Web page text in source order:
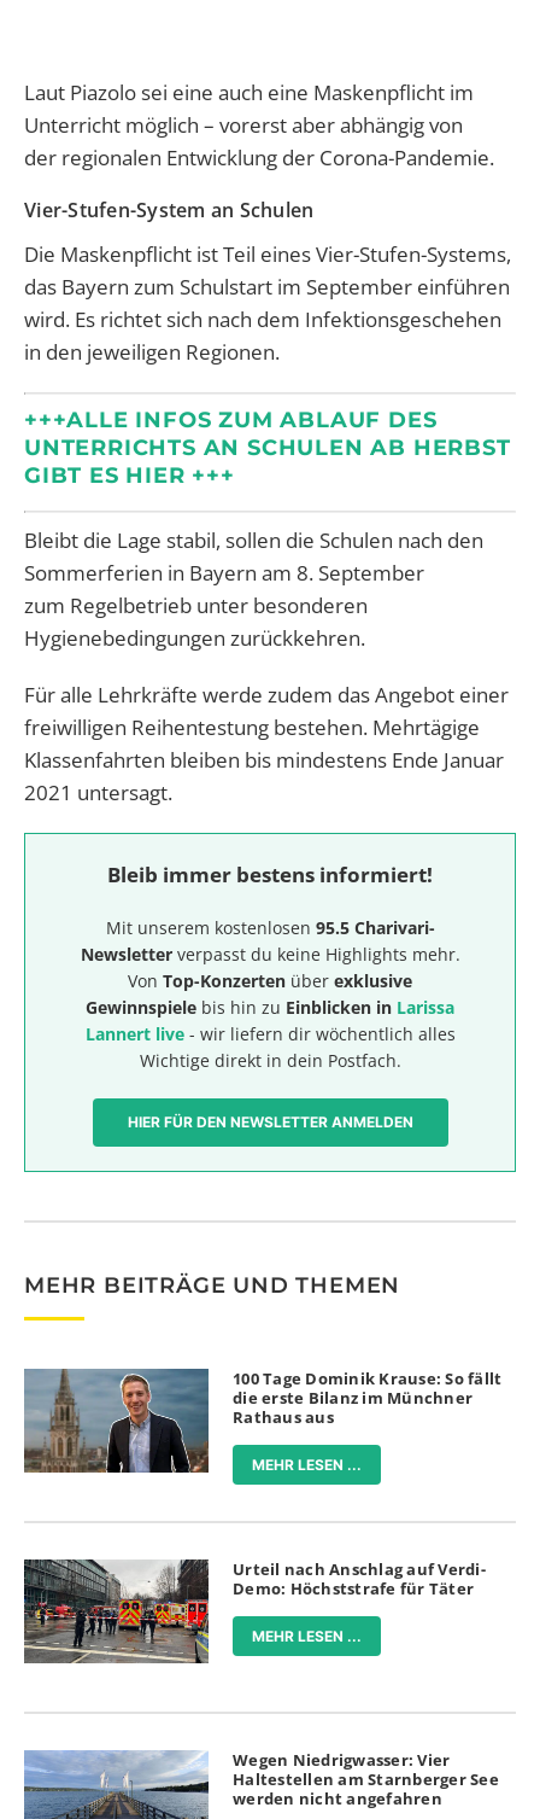
Laut Piazolo sei eine auch eine Maskenpflicht im
Unterricht möglich – vorerst aber abhängig von
der regionalen Entwicklung der Corona-Pandemie.
Vier-Stufen-System an Schulen
Die Maskenpflicht ist Teil eines Vier-Stufen-Systems,
das Bayern zum Schulstart im September einführen
wird. Es richtet sich nach dem Infektionsgeschehen
in den jeweiligen Regionen.
+++ALLE INFOS ZUM ABLAUF DES
UNTERRICHTS AN SCHULEN AB HERBST
GIBT ES HIER +++
Bleibt die Lage stabil, sollen die Schulen nach den
Sommerferien in Bayern am 8. September
zum Regelbetrieb unter besonderen
Hygienebedingungen zurückkehren.
Für alle Lehrkräfte werde zudem das Angebot einer
freiwilligen Reihentestung bestehen. Mehrtägige
Klassenfahrten bleiben bis mindestens Ende Januar
2021 untersagt.
Bleib immer bestens informiert!
Mit unserem kostenlosen 95.5 Charivari-
Newsletterverpasst du keine Highlights mehr.
Von Top-Konzerten über exklusive
Gewinnspiele bis hin zu Einblicken in Larissa
Lannert live- wir liefern dir wöchentlich alles
Wichtige direkt in dein Postfach.
HIER FÜR DEN NEWSLETTER ANMELDEN
MEHR BEITRÄGE UND THEMEN
100 Tage Dominik Krause: So fällt
die erste Bilanz im Münchner
Rathaus aus
MEHR LESEN ...
Urteil nach Anschlag auf Verdi-
Demo: Höchststrafe für Täter
MEHR LESEN ...
Wegen Niedrigwasser: Vier
Haltestellen am Starnberger See
werden nicht angefahren